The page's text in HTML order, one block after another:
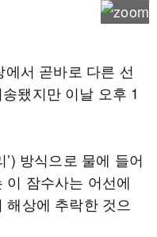
서 곧바로 다른 선
됐지만 이날 오후 1
방식으로 물에 들어
이 잠수사는 어선에
상에 추락한 것으